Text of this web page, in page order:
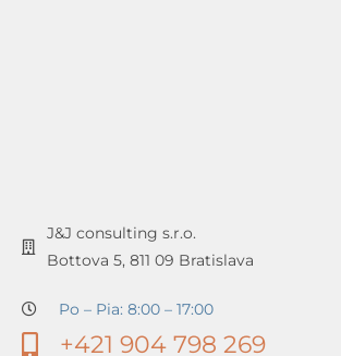
J&J consulting s.r.o.
Bottova 5, 811 09 Bratislava
Po – Pia: 8:00 – 17:00
+421 904 798 269